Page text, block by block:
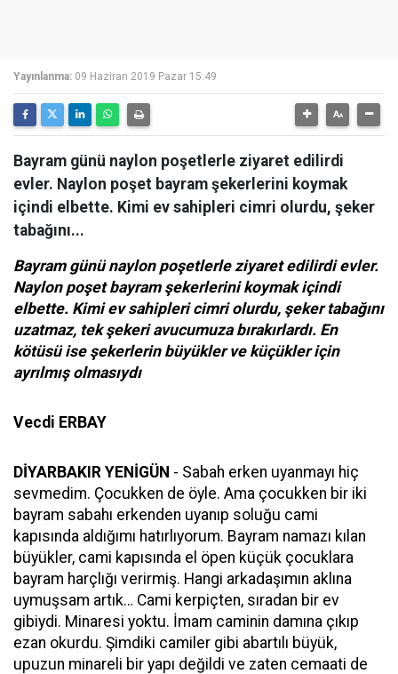
Yayınlanma: 09 Haziran 2019 Pazar 15:49
Bayram günü naylon poşetlerle ziyaret edilirdi
evler. Naylon poşet bayram şekerlerini koymak
içindi elbette. Kimi ev sahipleri cimri olurdu, şeker
tabağını...
Bayram günü naylon poşetlerle ziyaret edilirdi evler.
Naylon poşet bayram şekerlerini koymak içindi
elbette. Kimi ev sahipleri cimri olurdu, şeker tabağını
uzatmaz, tek şekeri avucumuza bırakırlardı. En
kötüsü ise şekerlerin büyükler ve küçükler için
ayrılmış olmasıydı
Vecdi ERBAY
DİYARBAKIR YENİGÜN - Sabah erken uyanmayı hiç
sevmedim. Çocukken de öyle. Ama çocukken bir iki
bayram sabahı erkenden uyanıp soluğu cami
kapısında aldığımı hatırlıyorum. Bayram namazı kılan
büyükler, cami kapısında el öpen küçük çocuklara
bayram harçlığı verirmiş. Hangi arkadaşımın aklına
uymuşsam artık… Cami kerpiçten, sıradan bir ev
gibiydi. Minaresi yoktu. İmam caminin damına çıkıp
ezan okurdu. Şimdiki camiler gibi abartılı büyük,
upuzun minareli bir yapı değildi ve zaten cemaati de